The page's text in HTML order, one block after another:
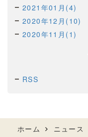
2021年01月(4)
2020年12月(10)
2020年11月(1)
RSS
ホーム
ニュース